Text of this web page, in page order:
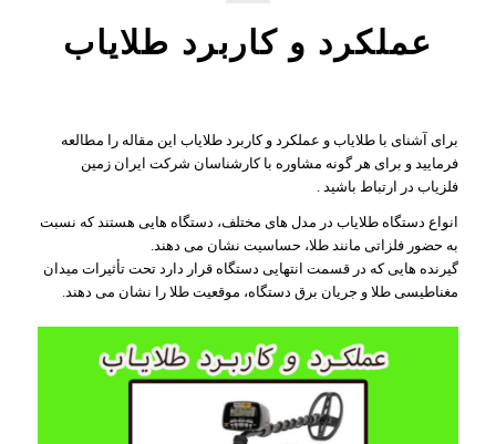
عملکرد و کاربرد طلایاب
برای آشنای با طلایاب و عملکرد و کاربرد طلایاب این مقاله را مطالعه
فرمایید و برای هر گونه مشاوره با کارشناسان شرکت ایران زمین
فلزیاب در ارتباط باشید .
انواع دستگاه طلایاب در مدل های مختلف، دستگاه هایی هستند که نسبت
به حضور فلزاتی مانند طلا، حساسیت نشان می دهند.
گیرنده هایی که در قسمت انتهایی دستگاه قرار دارد تحت تأثیرات میدان
مغناطیسی طلا و جریان برق دستگاه، موقعیت طلا را نشان می دهند.